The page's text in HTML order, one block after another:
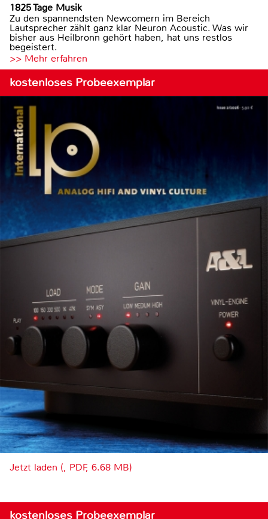
1825 Tage Musik
Zu den spannendsten Newcomern im Bereich
Lautsprecher zählt ganz klar Neuron Acoustic. Was wir
bisher aus Heilbronn gehört haben, hat uns restlos
begeistert.
>> Mehr erfahren
kostenloses Probeexemplar
Jetzt laden (, PDF, 6.68 MB)
kostenloses Probeexemplar